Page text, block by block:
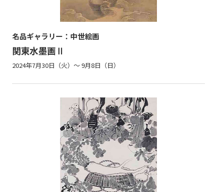
名品ギャラリー：中世絵画
関東水墨画Ⅱ
2024年7月30日（火）～ 9月8日（日）